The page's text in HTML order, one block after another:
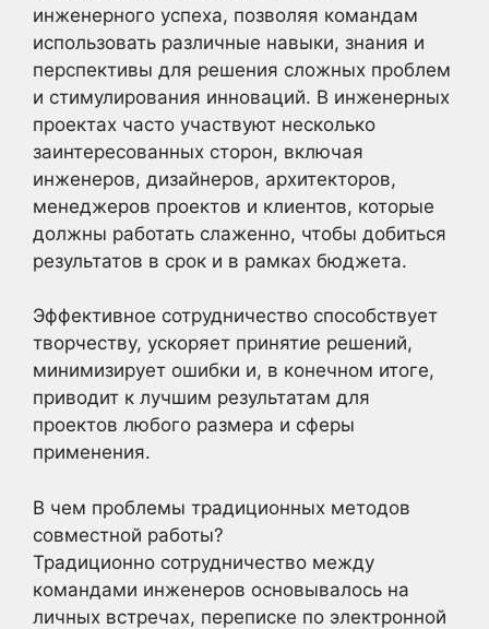
инженерного успеха, позволяя командам
использовать различные навыки, знания и
перспективы для решения сложных проблем
и стимулирования инноваций. В инженерных
проектах часто участвуют несколько
заинтересованных сторон, включая
инженеров, дизайнеров, архитекторов,
менеджеров проектов и клиентов, которые
должны работать слаженно, чтобы добиться
результатов в срок и в рамках бюджета.
Эффективное сотрудничество способствует
творчеству, ускоряет принятие решений,
минимизирует ошибки и, в конечном итоге,
приводит к лучшим результатам для
проектов любого размера и сферы
применения.
В чем проблемы традиционных методов
совместной работы?
Традиционно сотрудничество между
командами инженеров основывалось на
личных встречах, переписке по электронной